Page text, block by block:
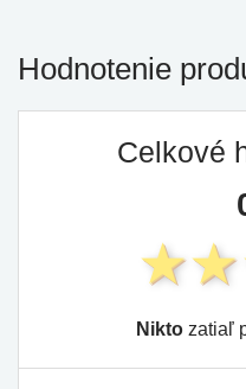
Hodnotenie
Celkové
Niktozatiaľ